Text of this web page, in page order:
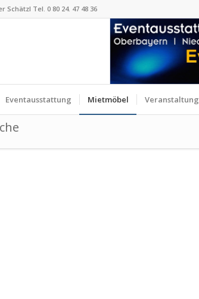
Schätzl Tel. 0 80 24. 47 48 36
Eventausstattung Mietmöbel